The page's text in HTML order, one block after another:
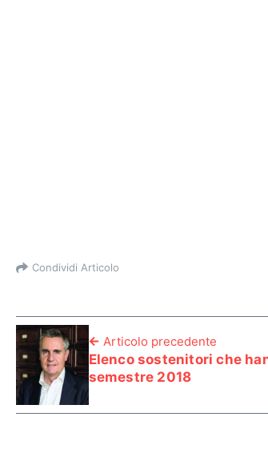
Condividi Articolo
Articolo precedente
Elenco sostenitori che
semestre 2018